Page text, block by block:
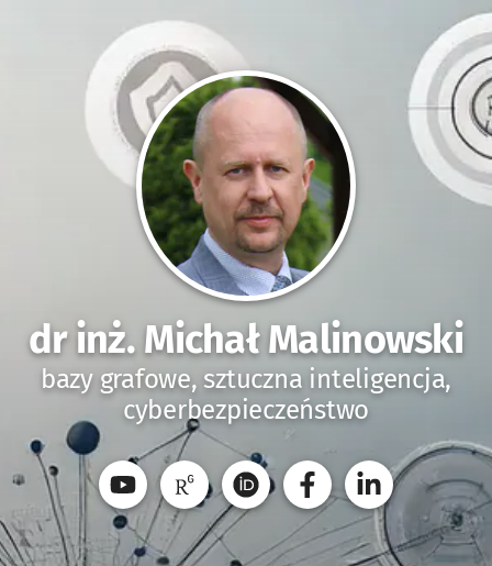
dr inż. Michał Malinowski
bazy grafowe, sztuczna inteligencja,
cyberbezpieczeństwo